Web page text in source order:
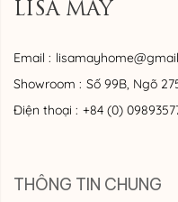
LISA MAY
Email :
Showroom : Số 99B, Ngõ
Điện thoại : +84 (0)
THÔNG TIN CHUNG